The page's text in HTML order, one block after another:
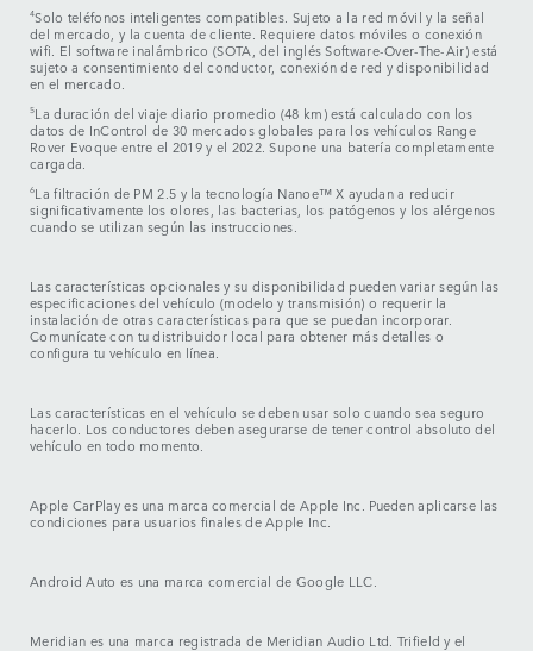
4Solo teléfonos inteligentes compatibles. Sujeto a la red móvil y la señal
del mercado, y la cuenta de cliente. Requiere datos móviles o conexión
wifi. El software inalámbrico (SOTA, del inglés Software-Over-The-Air) está
sujeto a consentimiento del conductor, conexión de red y disponibilidad
en el mercado.
5La duración del viaje diario promedio (48 km) está calculado con los
datos de InControl de 30 mercados globales para los vehículos Range
Rover Evoque entre el 2019 y el 2022. Supone una batería completamente
cargada.
6La filtración de PM 2.5 y la tecnología Nanoe™ X ayudan a reducir
significativamente los olores, las bacterias, los patógenos y los alérgenos
cuando se utilizan según las instrucciones.
Las características opcionales y su disponibilidad pueden variar según las
especificaciones del vehículo (modelo y transmisión) o requerir la
instalación de otras características para que se puedan incorporar.
Comunícate con tu distribuidor local para obtener más detalles o
configura tu vehículo en línea.
Las características en el vehículo se deben usar solo cuando sea seguro
hacerlo. Los conductores deben asegurarse de tener control absoluto del
vehículo en todo momento.
Apple CarPlay es una marca comercial de Apple Inc. Pueden aplicarse las
condiciones para usuarios finales de Apple Inc.
Android Auto es una marca comercial de Google LLC.
Meridian es una marca registrada de Meridian Audio Ltd. Trifield y el